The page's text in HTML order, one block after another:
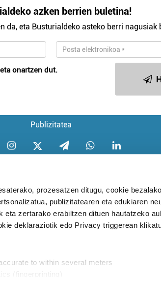
prozesatzen ditugu, cookie
publizitatearen eta edukiaren
zertarako erabiltzen dituen hautatzeko
deklaraziotik edo Privacy triggerean
to within several meters
azken berrien buletina!
da, eta Busturialdeko asteko berri nagusiak
onartzen dut.
Publizitatea
Pribatutasun